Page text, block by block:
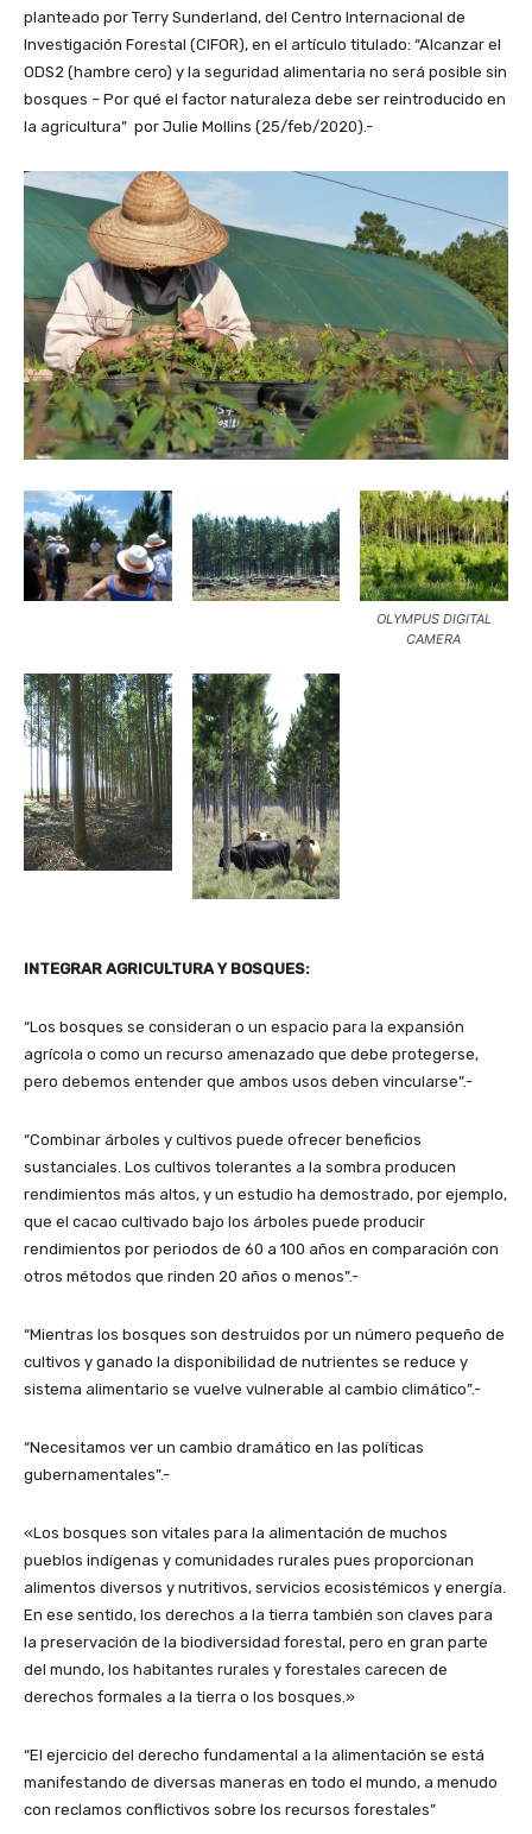
planteado por Terry Sunderland, del Centro Internacional de
Investigación Forestal (CIFOR), en el artículo titulado: “Alcanzar el
ODS2 (hambre cero) y la seguridad alimentaria no será posible sin
bosques – Por qué el factor naturaleza debe ser reintroducido en
la agricultura” por Julie Mollins (25/feb/2020).-
OLYMPUS DIGITAL
CAMERA
INTEGRAR AGRICULTURA Y BOSQUES:
“Los bosques se consideran o un espacio para la expansión
agrícola o como un recurso amenazado que debe protegerse,
pero debemos entender que ambos usos deben vincularse”.-
“Combinar árboles y cultivos puede ofrecer beneficios
sustanciales. Los cultivos tolerantes a la sombra producen
rendimientos más altos, y un estudio ha demostrado, por ejemplo,
que el cacao cultivado bajo los árboles puede producir
rendimientos por periodos de 60 a 100 años en comparación con
otros métodos que rinden 20 años o menos”.-
“Mientras los bosques son destruidos por un número pequeño de
cultivos y ganado la disponibilidad de nutrientes se reduce y
sistema alimentario se vuelve vulnerable al cambio climático”.-
“Necesitamos ver un cambio dramático en las políticas
gubernamentales”.-
«Los bosques son vitales para la alimentación de muchos
pueblos indígenas y comunidades rurales pues proporcionan
alimentos diversos y nutritivos, servicios ecosistémicos y energía.
En ese sentido, los derechos a la tierra también son claves para
la preservación de la biodiversidad forestal, pero en gran parte
del mundo, los habitantes rurales y forestales carecen de
derechos formales a la tierra o los bosques.»
“El ejercicio del derecho fundamental a la alimentación se está
manifestando de diversas maneras en todo el mundo, a menudo
con reclamos conflictivos sobre los recursos forestales”